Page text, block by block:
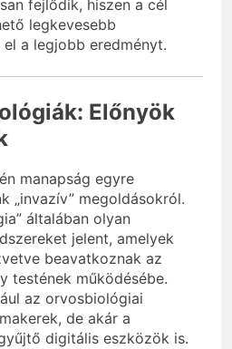
fejlődik, hiszen a cél
legkevesebb
a legjobb eredményt.
Előnyök
manapság egyre
„invazív” megoldásokról.
általában olyan
jelent, amelyek
beavatkoznak az
testének működésébe.
az orvosbiológiai
de akár a
digitális eszközök is.